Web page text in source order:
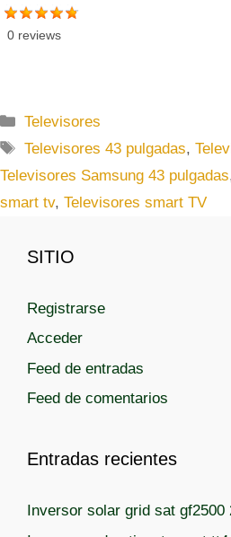
0 reviews
C
a
e
g
r
a
Televisores
E
t
q
e
a
Televisores 43 pulgadas,
Televisores Samsung 43 pulgadas
smart tv, Televisores smart TV
SITIO
Registrarse
Acceder
Feed de entradas
Feed de comentarios
Entradas recientes
Inversor solar grid sat gf2500